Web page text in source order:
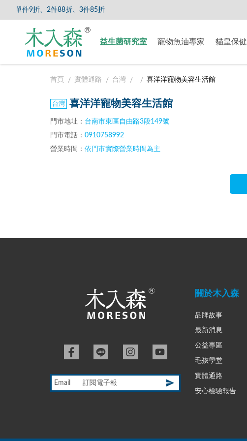
單件9折、2件88折、3件85折
益生菌研究室 寵物魚油專家 貓皇保健
首頁 實體通路 台灣 喜洋洋寵物美容生活館
喜洋洋寵物美容生活館
門市地址： 台南市東區自由路3段149號
門市電話： 0910758992
營業時間： 依門市實際營業時間為主
關於木入森
品牌故事
最新消息
公益專區
毛孩學堂
實體通路
安心檢驗報告
Email